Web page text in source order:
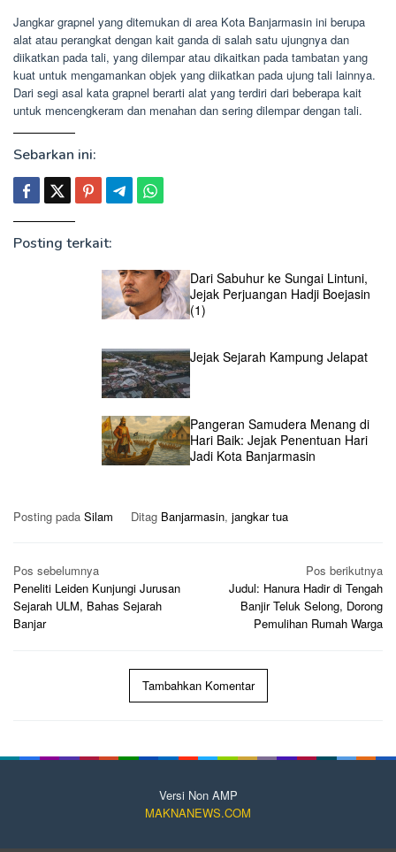
Jangkar grapnel yang ditemukan di area Kota Banjarmasin ini berupa
alat atau perangkat dengan kait ganda di salah satu ujungnya dan
diikatkan pada tali, yang dilempar atau dikaitkan pada tambatan yang
kuat untuk mengamankan objek yang diikatkan pada ujung tali lainnya.
Dari segi asal kata grapnel berarti alat yang terdiri dari beberapa kait
untuk mencengkeram dan menahan dan sering dilempar dengan tali.
Sebarkan ini:
Posting terkait:
Dari Sabuhur ke Sungai Lintuni,
Jejak Perjuangan Hadji Boejasin
(1)
Jejak Sejarah Kampung Jelapat
Pangeran Samudera Menang di
Hari Baik: Jejak Penentuan Hari
Jadi Kota Banjarmasin
Posting pada Silam Ditag Banjarmasin, jangkar tua
Navigasi
pos
Pos sebelumnya
Peneliti Leiden Kunjungi Jurusan
Sejarah ULM, Bahas Sejarah
Banjar
Pos berikutnya
Judul: Hanura Hadir di Tengah
Banjir Teluk Selong, Dorong
Pemulihan Rumah Warga
Tambahkan Komentar
Versi Non AMP
MAKNANEWS.COM